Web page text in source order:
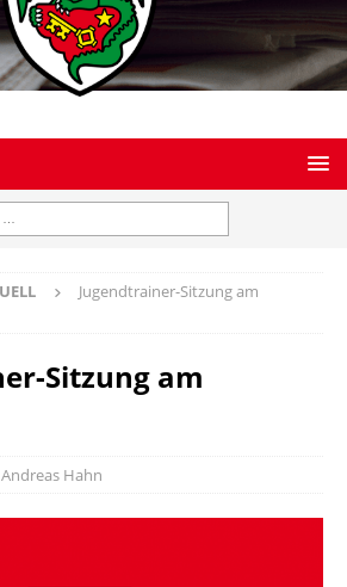
Jugendtrainer-Sitzung am
Sitzung am
Andreas Hahn